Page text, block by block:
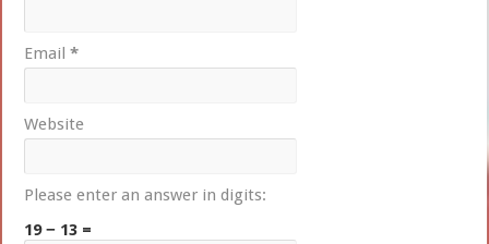
Email*
Website
Please enter an answer in digits:
19 − 13 =